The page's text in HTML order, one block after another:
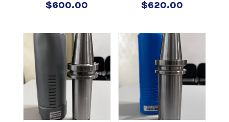
$600.00 $620.00